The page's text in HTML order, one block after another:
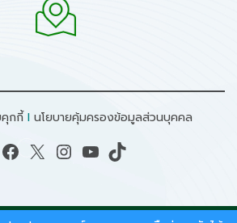
คุกกี้I นโยบายคุ้มครองข้อมูลส่วนบุคคล
Facebook X Instagram YouTube TikTok